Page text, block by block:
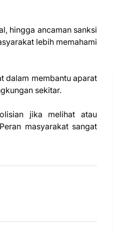
hingga ancaman sanksi
lebih memahami
dalam membantu aparat
sekitar.
jika melihat atau
masyarakat sangat